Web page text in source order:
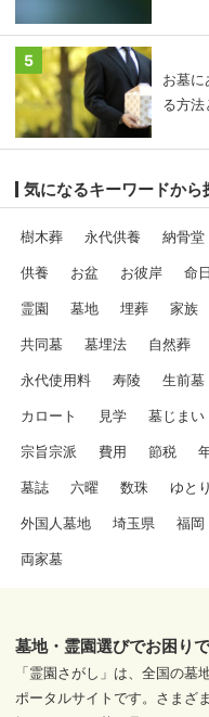
5
お墓に
る方法
気になるキーワードから
樹木葬 永代供養 納骨堂
供養 お盆 お彼岸 命日
霊園 墓地 埋葬 家族
共同墓 墓埋法 自然葬
永代使用料 寿陵 生前墓
カロート 見学 墓じまい
宗旨宗派 費用 節税
墓誌 六曜 数珠 ゆと
外国人墓地 埼玉県 福岡
両家墓
墓地・霊園選びでお困り
「霊園さがし」は、全国の墓
ポータルサイトです。さまざ